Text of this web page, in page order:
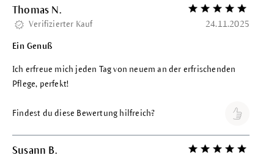
Thomas N. Bewertung mit 5
Verifizierter Kauf 24.11.2025
Ein Genuß
Ich erfreue mich jeden Tag von neuem an der erfrischenden
Pflege, perfekt!
Findest du diese Bewertung hilfreich?
Susann B. Bewertung mit 5